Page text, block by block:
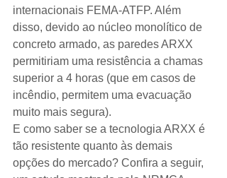
internacionais FEMA-ATFP. Além
disso, devido ao núcleo monolítico de
concreto armado, as paredes ARXX
permitiriam uma resistência a chamas
superior a 4 horas (que em casos de
incêndio, permitem uma evacuação
muito mais segura).
E como saber se a tecnologia ARXX é
tão resistente quanto às demais
opções do mercado? Confira a seguir,